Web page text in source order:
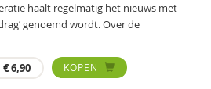
haalt regelmatig het nieuws met
genoemd wordt. Over de
€6,90 KOPEN